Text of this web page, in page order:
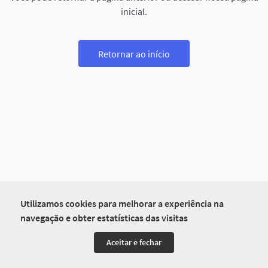
Utilizamos cookies para melhorar a experiência na
navegação e obter estatísticas das visitas
Aceitar e fechar
inicial.
Retornar ao início